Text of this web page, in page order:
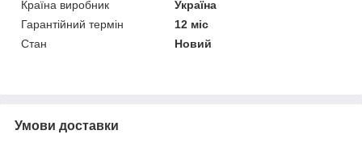
Країна виробник
Україна
Гарантійний термін
12 міс
Стан
Новий
Умови доставки